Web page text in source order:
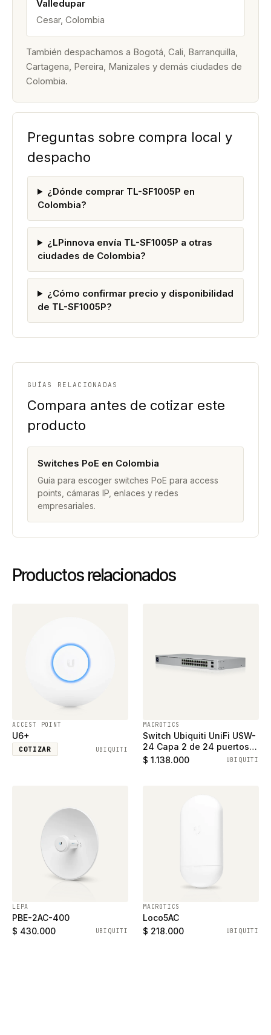
Valledupar
Cesar, Colombia
También despachamos a Bogotá, Cali, Barranquilla,
Cartagena, Pereira, Manizales y demás ciudades de
Colombia.
Preguntas sobre compra local y
despacho
¿Dónde comprar TL-SF1005P en
Colombia?
¿LPinnova envía TL-SF1005P a otras
ciudades de Colombia?
¿Cómo confirmar precio y disponibilidad
de TL-SF1005P?
GUÍAS RELACIONADAS
Compara antes de cotizar este
producto
Switches PoE en Colombia
Guía para escoger switches PoE para access
points, cámaras IP, enlaces y redes
empresariales.
Productos relacionados
ACCEST POINT
U6+
COTIZAR UBIQUITI
MACROTICS
Switch Ubiquiti UniFi USW-
24 Capa 2 de 24 puertos
ethernet gigabit y 2
$ 1.138.000 UBIQUITI
LEPA
PBE-2AC-400
$ 430.000
UBIQUITI
MACROTICS
Loco5AC
$ 218.000
UBIQUITI